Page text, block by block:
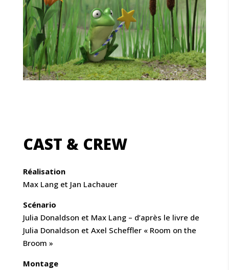
CAST & CREW
Réalisation
Max Lang et Jan Lachauer
Scénario
Julia Donaldson et Max Lang – d’après le livre de
Julia Donaldson et Axel Scheffler « Room on the
Broom »
Montage